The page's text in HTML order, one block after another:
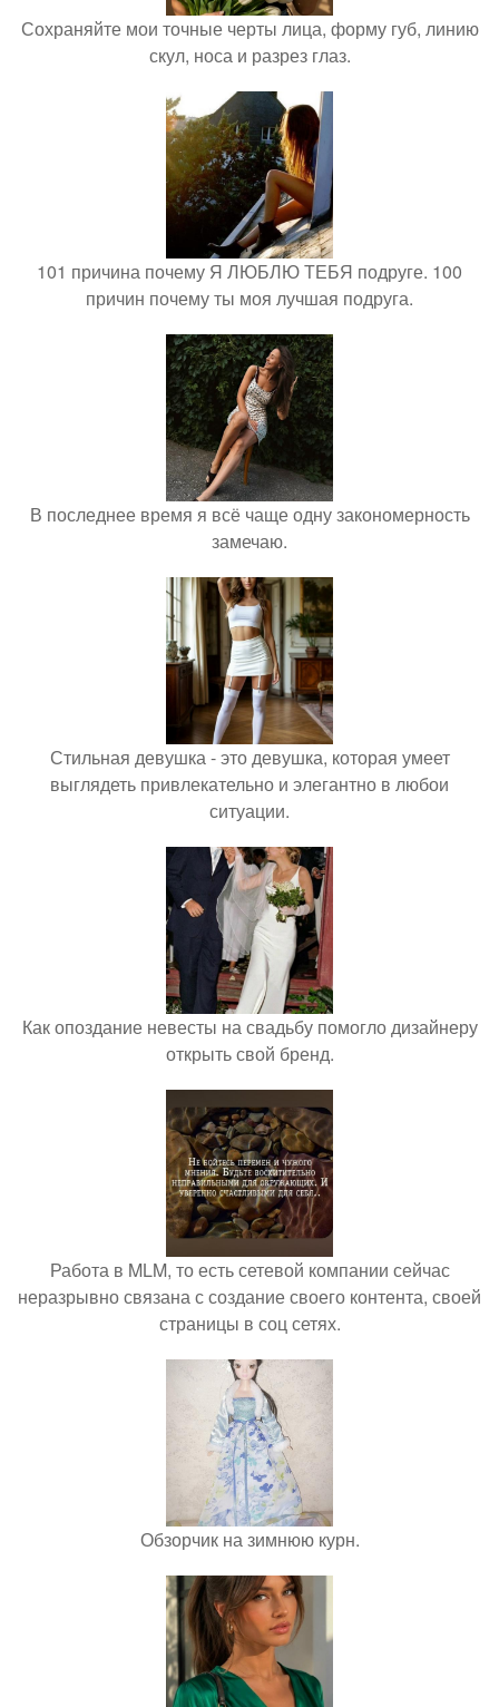
Сохраняйте мои точные черты лица, форму губ, линию
скул, носа и разрез глаз.
101 причина почему Я ЛЮБЛЮ ТЕБЯ подруге. 100
причин почему ты моя лучшая подруга.
В последнее время я всё чаще одну закономерность
замечаю.
Стильная девушка - это девушка, которая умеет
выглядеть привлекательно и элегантно в любои
ситуации.
Как опоздание невесты на свадьбу помогло дизайнеру
открыть свой бренд.
Работа в MLM, то есть сетевой компании сейчас
неразрывно связана с создание своего контента, своей
страницы в соц сетях.
Обзорчик на зимнюю курн.